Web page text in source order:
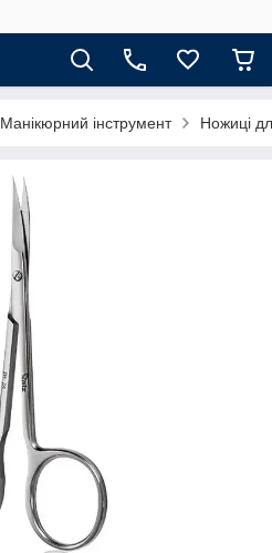
Манікюрний інструмент Ножиці